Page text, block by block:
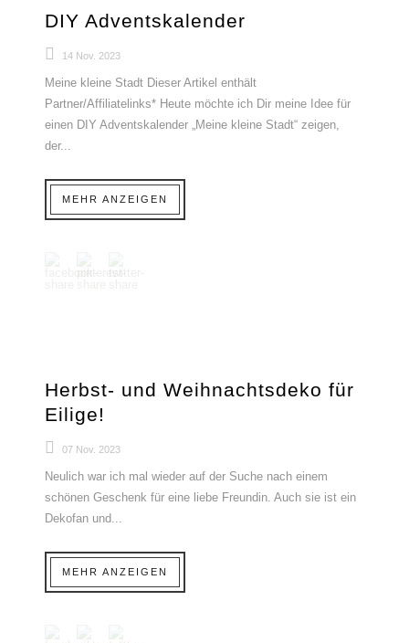
DIY Adventskalender
14 Nov. 2023
Meine kleine Stadt Dieser Artikel enthält
Partner/Affiliatelinks* Heute möchte ich Dir meine Idee für
einen DIY Adventskalender „Meine kleine Stadt“ zeigen,
der...
MEHR ANZEIGEN
Herbst- und Weihnachtsdeko für
Eilige!
07 Nov. 2023
Neulich war ich mal wieder auf der Suche nach einem
schönen Geschenk für eine liebe Freundin. Auch sie ist ein
Dekofan und...
MEHR ANZEIGEN